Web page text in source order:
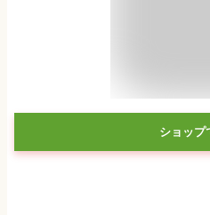
ショップ